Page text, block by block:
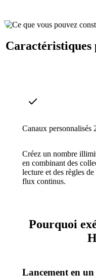
Canaux personnalisés
Créez un nombre
en combinant des
lecture et des règles
flux continus.
Pourquoi
Lancement en un